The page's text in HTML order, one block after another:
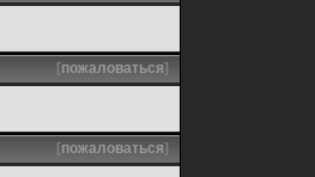
[пожаловаться]
[пожаловаться]